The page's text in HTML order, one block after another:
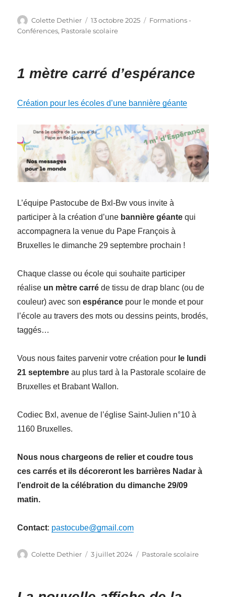
Auteur
Colette Dethier
Publié
le
13 octobre 2025 Catégories
Formations -
Conférences, Pastorale scolaire
1 mètre carré d’espérance
Création pour les écoles d’une bannière géante
L’équipe Pastocube de Bxl-Bw vous invite à
participer à la création d’une bannière géantequi
accompagnera la venue du Pape François à
Bruxelles le dimanche 29 septembre prochain !
Chaque classe ou école qui souhaite participer
réalise un mètre carré de tissu de drap blanc (ou de
couleur) avec sonespérance pour le monde et pour
l’école au travers des mots ou dessins peints, brodés,
taggés…
Vous nous faites parvenir votre création pour le lundi
21 septembreau plus tard à la Pastorale scolaire de
Bruxelles et Brabant Wallon.
Codiec Bxl, avenue de l’église Saint-Julien n°10 à
1160 Bruxelles.
Nous nous chargeons de relier et coudre tous
ces carrés et ils décoreront les barrières Nadar à
l’endroit de la célébration du dimanche 29/09
matin.
Contact: pastocube@gmail.com
Auteur
Colette Dethier
Publié
3 juillet 2024 Catégories
Pastorale scolaire